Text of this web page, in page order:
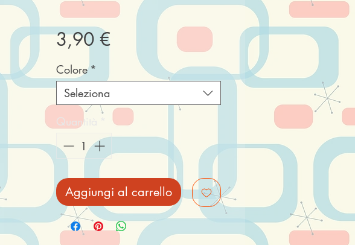
3,90 €Prezzo
Colore *
Seleziona
Quantità
Aggiungi al carrello